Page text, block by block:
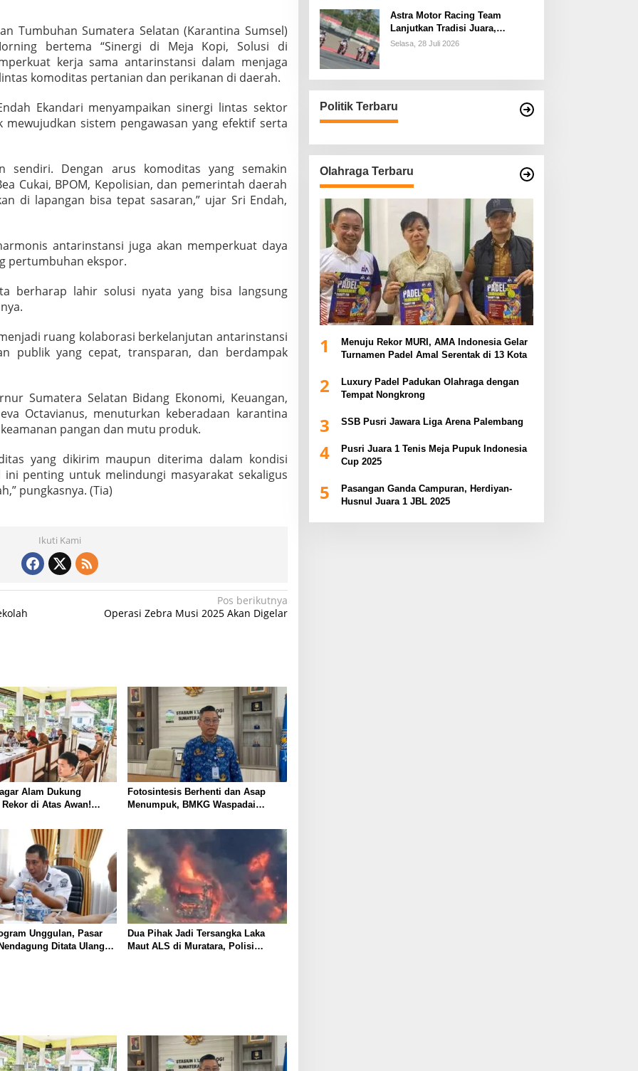
Tumbuhan Sumatera Selatan (Karantina Sumsel)
bertema “Sinergi di Meja Kopi, Solusi di
kerja sama antarinstansi dalam menjaga
komoditas pertanian dan perikanan di daerah.
Ekandari menyampaikan sinergi lintas sektor
sistem pengawasan yang efektif serta
sendiri. Dengan arus komoditas yang semakin
Cukai, BPOM, Kepolisian, dan pemerintah daerah
di lapangan bisa tepat sasaran,” ujar Sri Endah,
antarinstansi juga akan memperkuat daya
pertumbuhan ekspor.
berharap lahir solusi nyata yang bisa langsung
ruang kolaborasi berkelanjutan antarinstansi
publik yang cepat, transparan, dan berdampak
Sumatera Selatan Bidang Ekonomi, Keuangan,
Octavianus, menuturkan keberadaan karantina
pangan dan mutu produk.
yang dikirim maupun diterima dalam kondisi
penting untuk melindungi masyarakat sekaligus
pungkasnya. (Tia)
Ikuti Kami
Pos berikutnya
Operasi Zebra Musi 2025 Akan Digelar
Alam Dukung
di Atas Awan!
Fotosintesis Berhenti dan Asap
Menumpuk, BMKG Waspadai
Hari
Unggulan, Pasar
Ditata Ulang,
Dua Pihak Jadi Tersangka Laka
Maut ALS di Muratara, Polisi
Astra Motor Racing Team
Lanjutkan Tradisi Juara,
Kumpulkan 7 Podium di
Selasa, 28 Juli 2026
Politik Terbaru
Olahraga Terbaru
1
Menuju Rekor MURI, AMA Indonesia Gelar
Turnamen Padel Amal Serentak di 13 Kota
2
Luxury Padel Padukan Olahraga dengan
Tempat Nongkrong
3 SSB Pusri Jawara Liga Arena Palembang
4
Pusri Juara 1 Tenis Meja Pupuk Indonesia
Cup 2025
5
Pasangan Ganda Campuran, Herdiyan-
Husnul Juara 1 JBL 2025